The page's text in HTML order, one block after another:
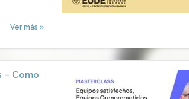
Ver más
– Como